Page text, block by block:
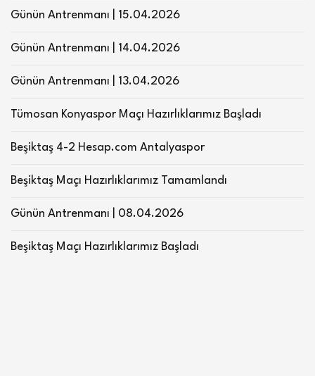
Günün Antrenmanı | 15.04.2026
Günün Antrenmanı | 14.04.2026
Günün Antrenmanı | 13.04.2026
Tümosan Konyaspor Maçı Hazırlıklarımız Başladı
Beşiktaş 4-2 Hesap.com Antalyaspor
Beşiktaş Maçı Hazırlıklarımız Tamamlandı
Günün Antrenmanı | 08.04.2026
Beşiktaş Maçı Hazırlıklarımız Başladı